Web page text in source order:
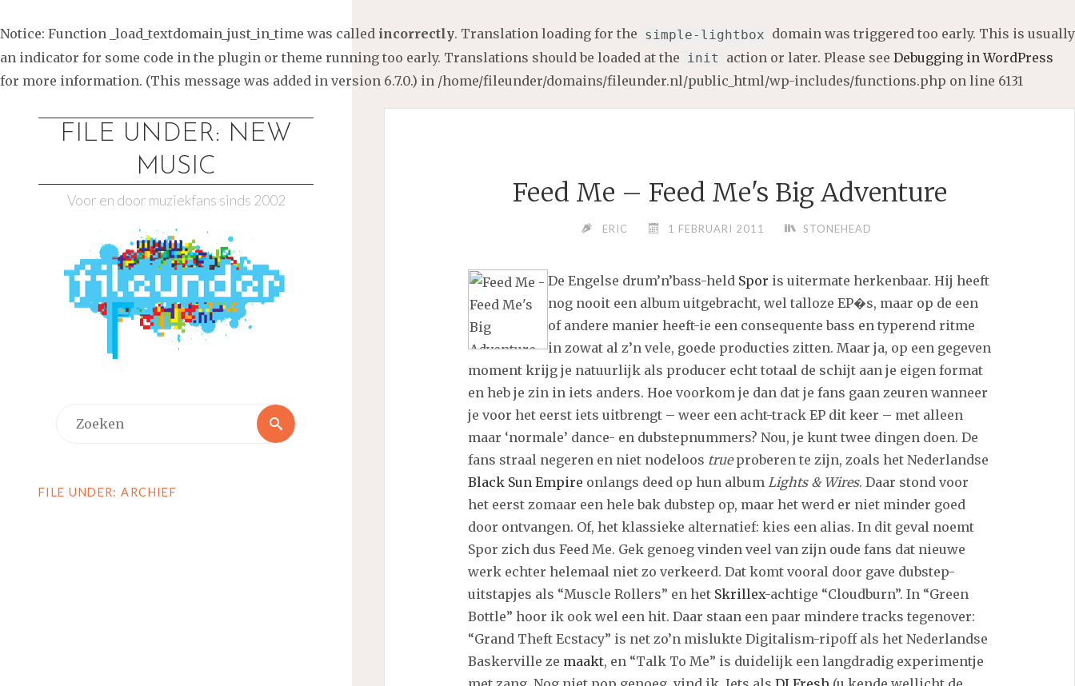
Notice: Function _load_textdomain_just_in_time was called incorrectly. Translation loading for the simple-lightbox domain was triggered too early. This is usually
an indicator for some code in the plugin or theme running too early. Translations should be loaded at the init action or later. Please see Debugging in WordPress
for more information. (This message was added in version 6.7.0.) in /home/fileunder/domains/fileunder.nl/public_html/wp-includes/functions.php on line 6131
FILE UNDER: NEW
MUSIC
Voor en door muziekfans sinds 2002
Zoeken
FILE UNDER: ARCHIEF
Feed Me – Feed Me's Big Adventure
ERIC 1 FEBRUARI 2011 STONEHEAD
De Engelse drum’n’bass-held Spor is uitermate herkenbaar. Hij heeft
nog nooit een album uitgebracht, wel talloze EP�s, maar op de een
of andere manier heeft-ie een consequente bass en typerend ritme
in zowat al z’n vele, goede producties zitten. Maar ja, op een gegeven
moment krijg je natuurlijk als producer echt totaal de schijt aan je eigen format
en heb je zin in iets anders. Hoe voorkom je dan dat je fans gaan zeuren wanneer
je voor het eerst iets uitbrengt – weer een acht-track EP dit keer – met alleen
maar ‘normale’ dance- en dubstepnummers? Nou, je kunt twee dingen doen. De
fans straal negeren en niet nodeloos trueproberen te zijn, zoals het Nederlandse
Black Sun Empire onlangs deed op hun album Lights & Wires. Daar stond voor
het eerst zomaar een hele bak dubstep op, maar het werd er niet minder goed
door ontvangen. Of, het klassieke alternatief: kies een alias. In dit geval noemt
Spor zich dus Feed Me. Gek genoeg vinden veel van zijn oude fans dat nieuwe
werk echter helemaal niet zo verkeerd. Dat komt vooral door gave dubstep-
uitstapjes als “Muscle Rollers” en het Skrillex-achtige “Cloudburn”. In “Green
Bottle” hoor ik ook wel een hit. Daar staan een paar mindere tracks tegenover:
“Grand Theft Ecstacy” is net zo’n mislukte Digitalism-ripoff als het Nederlandse
Baskerville ze maakt, en “Talk To Me” is duidelijk een langdradig experimentje